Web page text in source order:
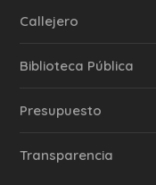
Callejero
Biblioteca Pública
Presupuesto
Transparencia